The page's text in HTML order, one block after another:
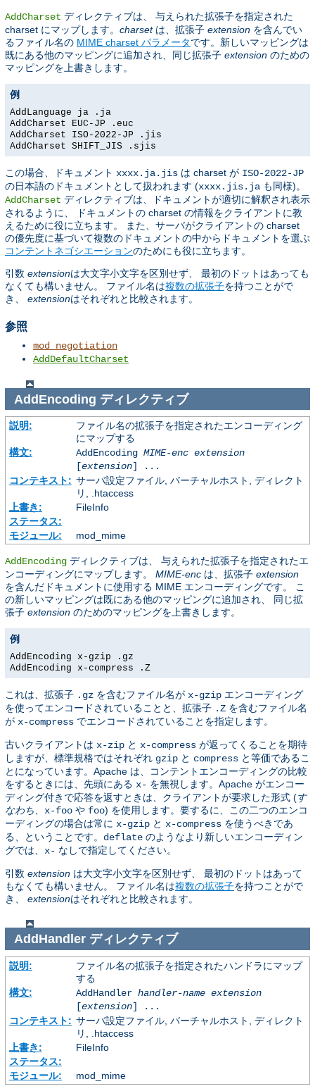
AddCharset ディレクティブは、 与えられた拡張子を指定された
charset にマップします。 charsetは、拡張子 extension を含んでい
るファイル名の MIME charset パラメータです。新しいマッピングは
既にある他のマッピングに追加され、同じ拡張子 extension のための
マッピングを上書きします。
例
AddLanguage ja .ja
AddCharset EUC-JP .euc
AddCharset ISO-2022-JP .jis
AddCharset SHIFT_JIS .sjis
この場合、ドキュメント xxxx.ja.jis は charset が ISO-2022-JP
の日本語のドキュメントとして扱われます (xxxx.jis.ja も同様)。
AddCharset ディレクティブは、ドキュメントが適切に解釈され表示
されるように、 ドキュメントの charset の情報をクライアントに教
えるために役に立ちます。 また、サーバがクライアントの charset
の優先度に基づいて複数のドキュメントの中からドキュメントを選ぶ
コンテントネゴシエーションのためにも役に立ちます。
引数 extensionは大文字小文字を区別せず、 最初のドットはあっても
なくても構いません。 ファイル名は複数の拡張子を持つことがで
き、 extensionはそれぞれと比較されます。
参照
mod_negotiation
AddDefaultCharset
AddEncoding ディレクティブ
説明:
ファイル名の拡張子を指定されたエンコーディング
にマップする
構文:
AddEncoding MIME-enc extension
[extension] ...
コンテキスト: サーバ設定ファイル, バーチャルホスト, ディレクト
リ, .htaccess
上書き:
FileInfo
ステータス:
モジュール:
mod_mime
AddEncoding ディレクティブは、 与えられた拡張子を指定されたエ
ンコーディングにマップします。 MIME-enc は、拡張子 extension
を含んだドキュメントに使用する MIME エンコーディングです。 こ
の新しいマッピングは既にある他のマッピングに追加され、 同じ拡
張子 extension のためのマッピングを上書きします。
例
AddEncoding x-gzip .gz
AddEncoding x-compress .Z
これは、拡張子 .gz を含むファイル名が x-gzip エンコーディング
を使ってエンコードされていることと、拡張子 .Z を含むファイル名
が x-compress でエンコードされていることを指定します。
古いクライアントは x-zip と x-compress が返ってくることを期待
しますが、標準規格ではそれぞれ gzip と compress と等価であるこ
とになっています。Apache は、コンテントエンコーディングの比較
をするときには、先頭にある x- を無視します。Apache がエンコー
ディング付きで応答を返すときは、クライアントが要求した形式 (す
なわち、 x-foo や foo) を使用します。要するに、この二つのエンコ
ーディングの場合は常に x-gzip と x-compress を使うべきであ
る、ということです。 deflate のようなより新しいエンコーディン
グでは、 x- なしで指定してください。
引数 extension は大文字小文字を区別せず、 最初のドットはあって
もなくても構いません。 ファイル名は複数の拡張子を持つことがで
き、 extensionはそれぞれと比較されます。
AddHandlerディレクティブ
説明:
ファイル名の拡張子を指定されたハンドラにマップ
する
構文:
AddHandler handler-name extension
[extension] ...
コンテキスト: サーバ設定ファイル, バーチャルホスト, ディレクト
リ, .htaccess
上書き:
FileInfo
ステータス:
モジュール:
mod_mime